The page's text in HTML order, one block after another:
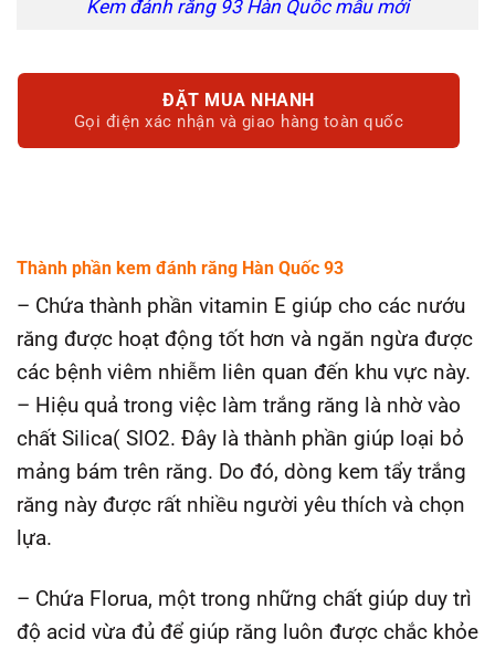
Kem đánh răng 93 Hàn Quốc mẫu mới
ĐẶT MUA NHANH
Gọi điện xác nhận và giao hàng toàn quốc
Thành phần kem đánh răng Hàn Quốc 93
– Chứa thành phần vitamin E giúp cho các nướu
răng được hoạt động tốt hơn và ngăn ngừa được
các bệnh viêm nhiễm liên quan đến khu vực này.
– Hiệu quả trong việc làm trắng răng là nhờ vào
chất Silica( SIO2. Đây là thành phần giúp loại bỏ
mảng bám trên răng. Do đó, dòng kem tẩy trắng
răng này được rất nhiều người yêu thích và chọn
lựa.
– Chứa Florua, một trong những chất giúp duy trì
độ acid vừa đủ để giúp răng luôn được chắc khỏe